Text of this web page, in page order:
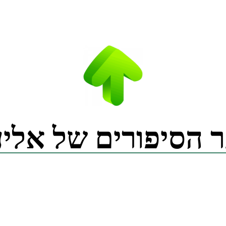
הסיפורים של